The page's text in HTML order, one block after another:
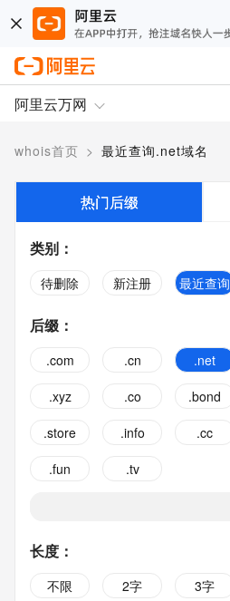
阿里云万网
whois首页 > 最近查询.net域名
热门后缀
类别 ：
待删除 新注册 最近查询
后缀 ：
.com .cn .net
.xyz
.co .bond
.store
.info .cc
.fun
.tv
长度 ：
不限 2字 3字